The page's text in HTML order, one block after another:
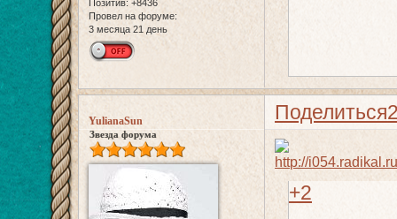
Позитив: +8436
Провел на форуме:
3 месяца 21 день
Поделиться
YulianaSun
Звезда форума
+2